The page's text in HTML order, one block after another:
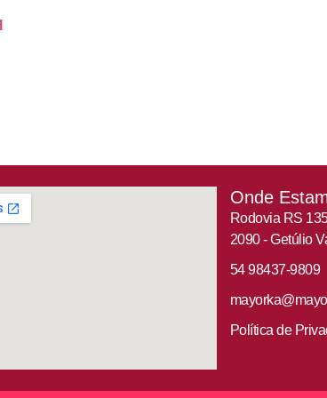
Onde
Rodovia RS
2090 - Getúlio
54 98437-9809
Política de